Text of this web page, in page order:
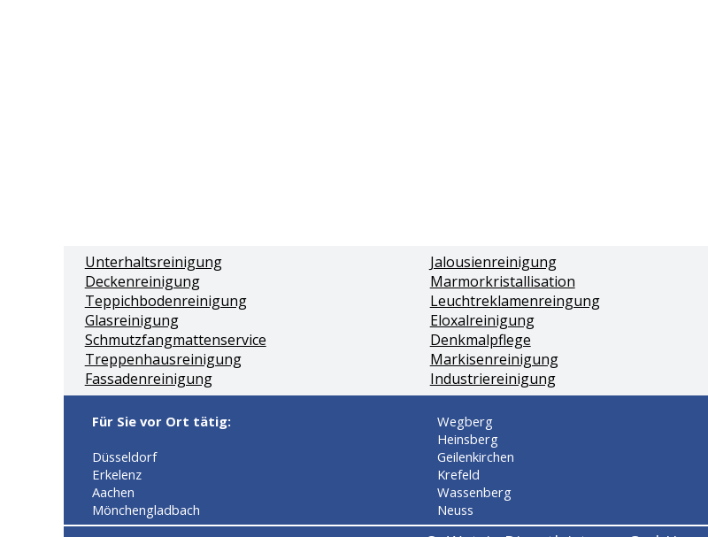
Unterhaltsreinigung
Deckenreinigung
Teppichbodenreinigung
Glasreinigung
Schmutzfangmattenservice
Treppenhausreinigung
Fassadenreinigung
Jalousienreinigung
Marmorkristallisation
Leuchtreklamenreingung
Eloxalreinigung
Denkmalpflege
Markisenreinigung
Industriereinigung
Für Sie vor Ort tätig:
Düsseldorf
Erkelenz
Aachen
Mönchengladbach
Wegberg
Heinsberg
Geilenkirchen
Krefeld
Wassenberg
Neuss